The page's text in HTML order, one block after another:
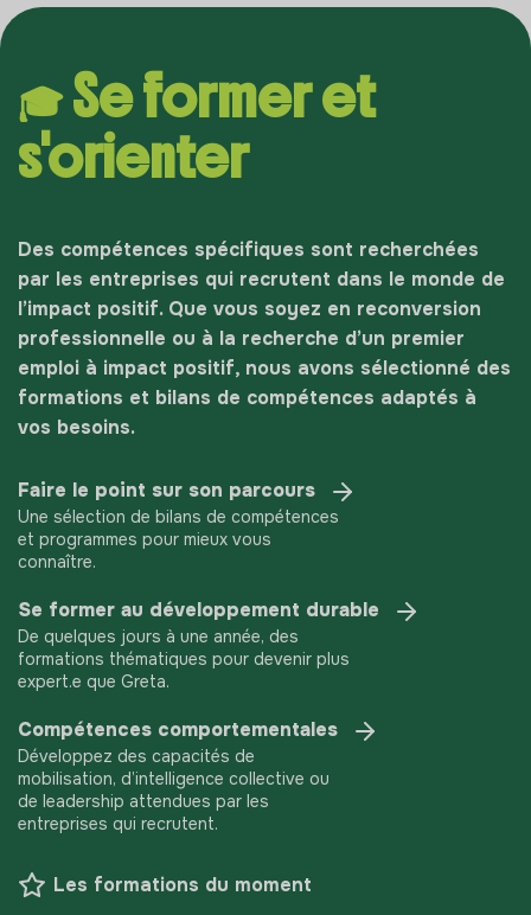
🎓 Se former et
s'orienter
Des compétences spécifiques sont recherchées
par les entreprises qui recrutent dans le monde de
l’impact positif. Que vous soyez en reconversion
professionnelle ou à la recherche d’un premier
emploi à impact positif, nous avons sélectionné des
formations et bilans de compétences adaptés à
vos besoins.
Faire le point sur son parcours
Une sélection de bilans de compétences
et programmes pour mieux vous
connaître.
Se former au développement durable
De quelques jours à une année, des
formations thématiques pour devenir plus
expert.e que Greta.
Compétences comportementales
Développez des capacités de
mobilisation, d’intelligence collective ou
de leadership attendues par les
entreprises qui recrutent.
Les formations du moment